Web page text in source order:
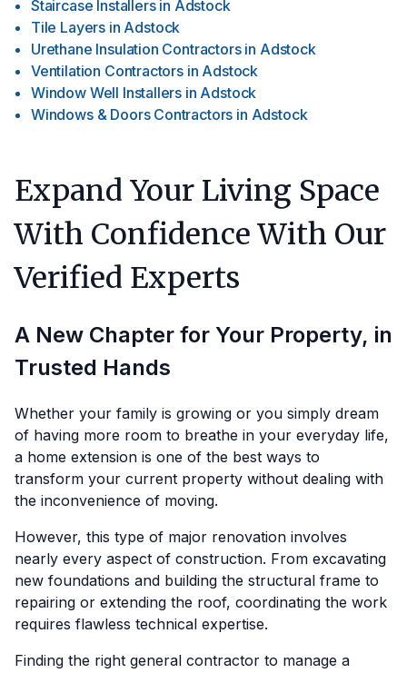
Staircase Installers in Adstock
Tile Layers in Adstock
Urethane Insulation Contractors in Adstock
Ventilation Contractors in Adstock
Window Well Installers in Adstock
Windows & Doors Contractors in Adstock
Expand Your Living Space
With Confidence With Our
Verified Experts
A New Chapter for Your Property, in
Trusted Hands
Whether your family is growing or you simply dream
of having more room to breathe in your everyday life,
a home extension is one of the best ways to
transform your current property without dealing with
the inconvenience of moving.
However, this type of major renovation involves
nearly every aspect of construction. From excavating
new foundations and building the structural frame to
repairing or extending the roof, coordinating the work
requires flawless technical expertise.
Finding the right general contractor to manage a